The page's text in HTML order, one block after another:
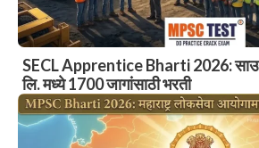
SECL Apprentice Bharti 2026:
लि. मध्ये 1700 जागांसाठी भरती